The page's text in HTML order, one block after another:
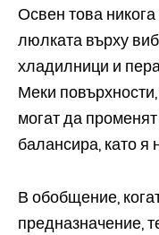
Освен това
люлката върху
хладилници и
Меки
могат да
балансира, като я
В обобщение,
предназначение,